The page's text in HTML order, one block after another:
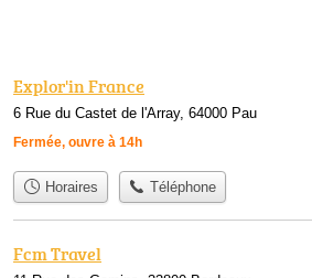
Explor'in France
6 Rue du Castet de l'Array, 64000 Pau
Fermée, ouvre à 14h
Horaires Téléphone
Fcm Travel